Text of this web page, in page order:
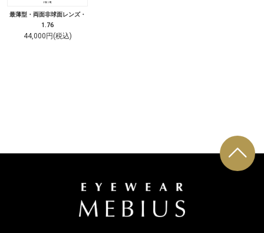
最薄型・両面非球面レンズ・
1.76
44,000円(税込)